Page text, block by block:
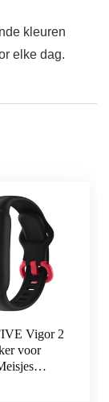
kleuren
elke dag.
Vigor 2
voor